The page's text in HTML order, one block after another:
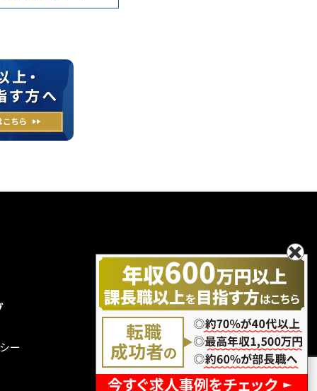
ー
無料エントリー
お問い合わせ